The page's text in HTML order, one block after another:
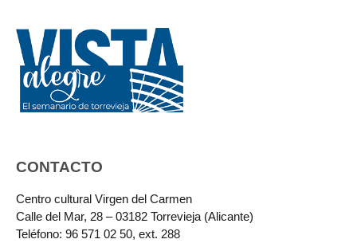
CONTACTO
Centro cultural Virgen del Carmen
Calle del Mar, 28 – 03182 Torrevieja (Alicante)
Teléfono: 96 571 02 50, ext. 288